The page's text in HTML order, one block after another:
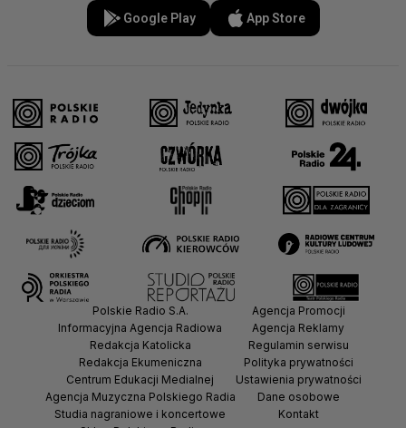
Google Play App Store
Polskie Radio S.A.
Informacyjna Agencja Radiowa
Redakcja Katolicka
Redakcja Ekumeniczna
Centrum Edukacji Medialnej
Agencja Muzyczna Polskiego Radia
Studia nagraniowe i koncertowe
Agencja Promocji
Agencja Reklamy
Regulamin serwisu
Polityka prywatności
Ustawienia prywatności
Dane osobowe
Kontakt